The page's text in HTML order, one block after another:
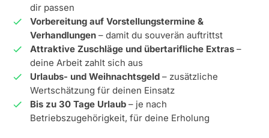
dir passen
Vorbereitung auf Vorstellungstermine &
Verhandlungen – damit du souverän auftrittst
Attraktive Zuschläge und übertarifliche Extras –
deine Arbeit zahlt sich aus
Urlaubs- und Weihnachtsgeld – zusätzliche
Wertschätzung für deinen Einsatz
Bis zu 30 Tage Urlaub – je nach
Betriebszugehörigkeit, für deine Erholung